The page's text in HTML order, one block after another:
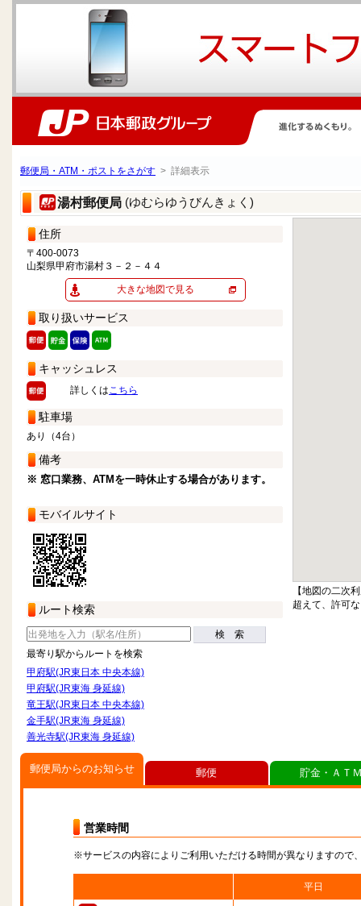
郵便局・ATM・ポストをさがす > 詳細表示
湯村郵便局 (ゆむらゆうびんきょく)
住所
〒400-0073
山梨県甲府市湯村３－２－４４
大きな地図で見る
取り扱いサービス
キャッシュレス
詳しくはこちら
駐車場
あり（4台）
備考
※ 窓口業務、ATMを一時休止する場合があります。
モバイルサイト
ルート検索
検 索
最寄り駅からルートを検索
甲府駅(JR東日本 中央本線)
甲府駅(JR東海 身延線)
竜王駅(JR東日本 中央本線)
金手駅(JR東海 身延線)
善光寺駅(JR東海 身延線)
【地図の二次
超えて、許可
郵便局からのお知らせ
営業時間
※サービスの内容によりご利用いただける時間が異なりますので
平日
郵便 貯金・ＡＴ